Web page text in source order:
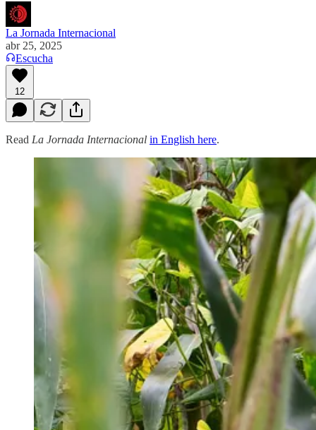
La Jornada Internacional
abr 25, 2025
Escucha
12
Read La Jornada Internacional in English here.